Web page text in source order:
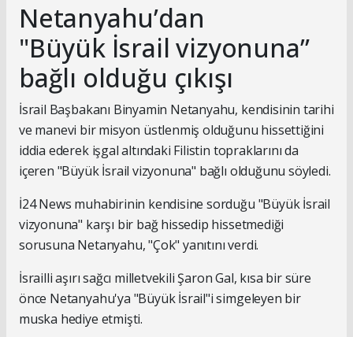
Netanyahu’dan
"Büyük İsrail vizyonuna”
bağlı olduğu çıkışı
İsrail Başbakanı Binyamin Netanyahu, kendisinin tarihi
ve manevi bir misyon üstlenmiş olduğunu hissettiğini
iddia ederek işgal altındaki Filistin topraklarını da
içeren "Büyük İsrail vizyonuna" bağlı olduğunu söyledi.
İ24 News muhabirinin kendisine sorduğu "Büyük İsrail
vizyonuna" karşı bir bağ hissedip hissetmediği
sorusuna Netanyahu, "Çok" yanıtını verdi.
İsrailli aşırı sağcı milletvekili Şaron Gal, kısa bir süre
önce Netanyahu'ya "Büyük İsrail"i simgeleyen bir
muska hediye etmişti.